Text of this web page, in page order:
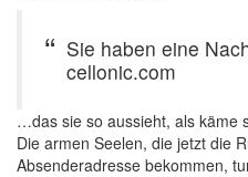
Sie haben eine
cellonic.com
…das sie so aussieht, als käme
Die armen Seelen, die jetzt die
Absenderadresse bekommen,